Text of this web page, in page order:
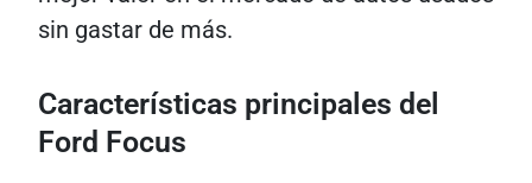
​​sin gastar de más.
Características principales del
Ford Focus